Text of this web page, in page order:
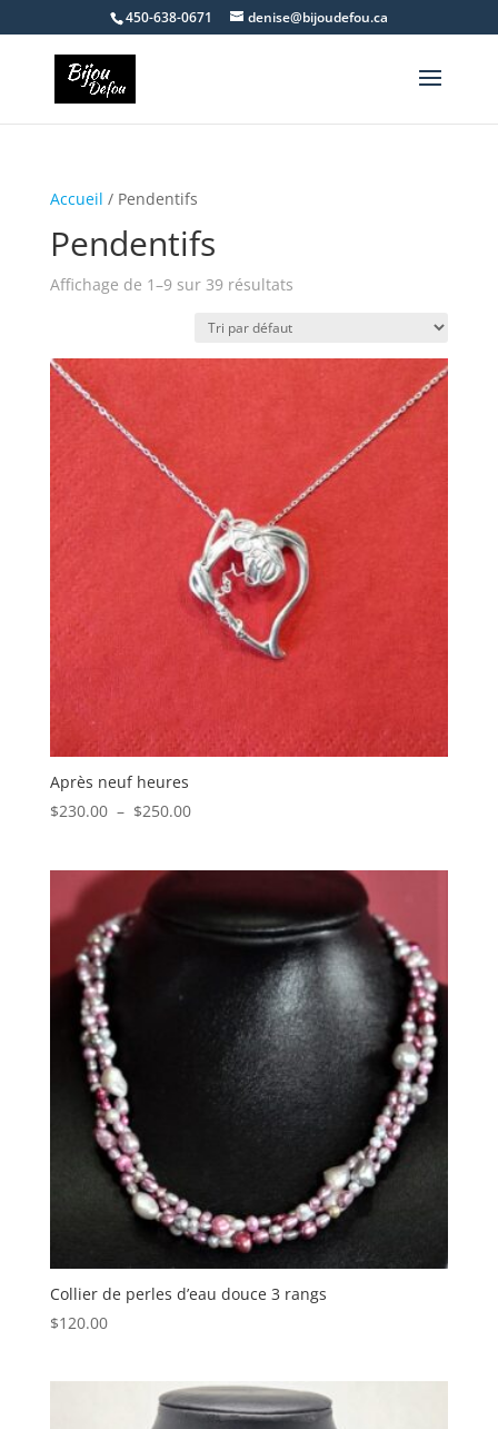
450-638-0671 denise@bijoudefou.ca
Accueil / Pendentifs
Pendentifs
Affichage de 1–9 sur 39 résultats
Après neuf heures
$230.00 – $250.00Plage
$250.00
Collier de perles d’eau douce 3 rangs
$120.00